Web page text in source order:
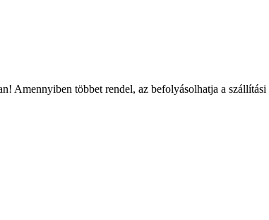
Amennyiben többet rendel, az befolyásolhatja a szállítási